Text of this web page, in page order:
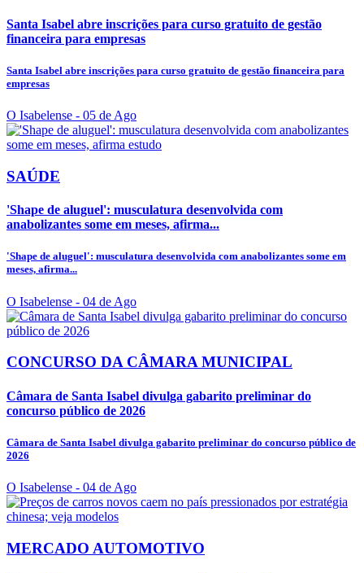
Santa Isabel abre inscrições para curso gratuito de gestão
financeira para empresas
Santa Isabel abre inscrições para curso gratuito de gestão financeira para
empresas
O Isabelense - 05 de Ago
SAÚDE
'Shape de aluguel': musculatura desenvolvida com
anabolizantes some em meses, afirma...
'Shape de aluguel': musculatura desenvolvida com anabolizantes some em
meses, afirma...
O Isabelense - 04 de Ago
CONCURSO DA CÂMARA MUNICIPAL
Câmara de Santa Isabel divulga gabarito preliminar do
concurso público de 2026
Câmara de Santa Isabel divulga gabarito preliminar do concurso público de
2026
O Isabelense - 04 de Ago
MERCADO AUTOMOTIVO